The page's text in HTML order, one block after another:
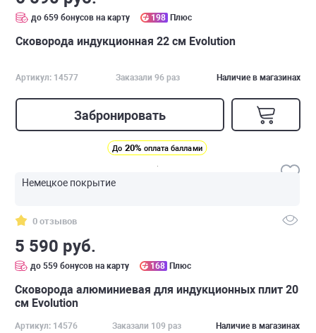
до 659 бонусов на карту 198 Плюс
Сковорода индукционная 22 см Evolution
Артикул: 14577 Заказали 96 раз Наличие в магазинах
Забронировать
До 20% оплата баллами
Немецкое покрытие
0 отзывов
5 590 руб.
до 559 бонусов на карту 168 Плюс
Сковорода алюминиевая для индукционных плит 20
см Evolution
Артикул: 14576 Заказали 109 раз Наличие в магазинах